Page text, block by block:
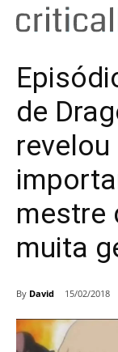
de
mestre
muita
By David 15/02/2018